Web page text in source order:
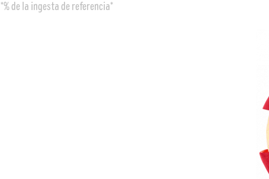
*% de la ingesta de referencia*